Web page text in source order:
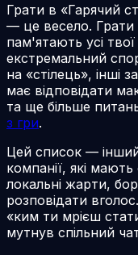
Грати в «Гарячий
— це весело. Грати
пам'ятають усі
екстремальний
на «стілець», інші
має відповідати
та ще більше
з гри.
Цей список —
компанії, які
локальні жарти,
розповідати
«ким ти мрієш
мутнув спільний